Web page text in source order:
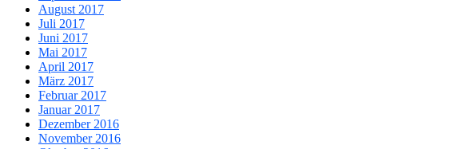
August 2017
Juli 2017
Juni 2017
Mai 2017
April 2017
März 2017
Februar 2017
Januar 2017
Dezember 2016
November 2016